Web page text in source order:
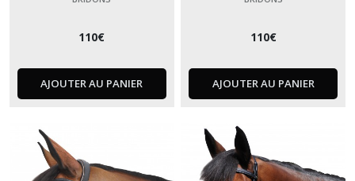
110€
AJOUTER AU PANIER
110€
AJOUTER AU PANIER